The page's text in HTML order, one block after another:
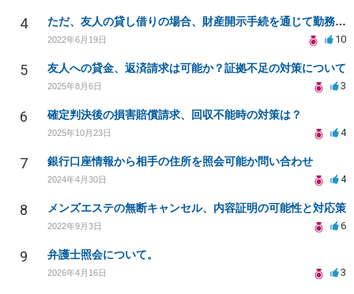
4 ただ、友人の貸し借りの場合、財産開示手続を通じて勤務先を知り、給料の差押えができますか？
2022年6月19日 10
5 友人への貸金、返済請求は可能か？証拠不足の対策について
2025年8月6日 3
6 確定判決後の損害賠償請求、回収不能時の対策は？
2025年10月23日 4
7 銀行口座情報から相手の住所を照会可能か問い合わせ
2024年4月30日 4
8 メンズエステの無断キャンセル、内容証明の可能性と対応策
2022年9月3日 6
9 弁護士照会について。
2026年4月16日 3